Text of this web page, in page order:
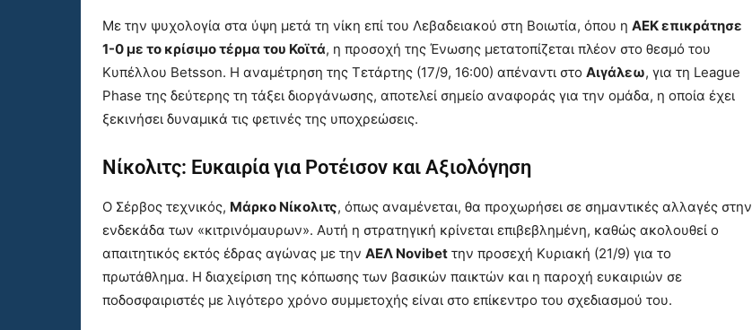
Με την ψυχολογία στα ύψη μετά τη νίκη επί του Λεβαδειακού στη Βοιωτία, όπου η ΑΕΚ επικράτησε
1-0 με το κρίσιμο τέρμα του Κοϊτά, η προσοχή της Ένωσης μετατοπίζεται πλέον στο θεσμό του
Κυπέλλου Betsson. Η αναμέτρηση της Τετάρτης (17/9, 16:00) απέναντι στο Αιγάλεω, για τη League
Phase της δεύτερης τη τάξει διοργάνωσης, αποτελεί σημείο αναφοράς για την ομάδα, η οποία έχει
ξεκινήσει δυναμικά τις φετινές της υποχρεώσεις.
Νίκολιτς: Ευκαιρία για Ροτέισον και Αξιολόγηση
Ο Σέρβος τεχνικός, Μάρκο Νίκολιτς, όπως αναμένεται, θα προχωρήσει σε σημαντικές αλλαγές στην
ενδεκάδα των «κιτρινόμαυρων». Αυτή η στρατηγική κρίνεται επιβεβλημένη, καθώς ακολουθεί ο
απαιτητικός εκτός έδρας αγώνας με την ΑΕΛ Novibet την προσεχή Κυριακή (21/9) για το
πρωτάθλημα. Η διαχείριση της κόπωσης των βασικών παικτών και η παροχή ευκαιριών σε
ποδοσφαιριστές με λιγότερο χρόνο συμμετοχής είναι στο επίκεντρο του σχεδιασμού του.